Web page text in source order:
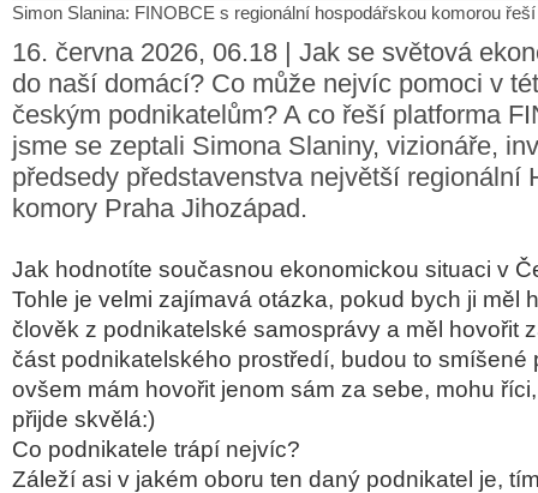
Simon Slanina: FINOBCE s regionální hospodářskou komorou
16. června 2026, 06.18 | Jak se světová
do naší domácí? Co může nejvíc pomoci v
českým podnikatelům? A co řeší platforma
jsme se zeptali Simona Slaniny, vizionáře,
předsedy představenstva největší regionální
komory Praha Jihozápad.
Jak hodnotíte současnou ekonomickou situaci v
Tohle je velmi zajímavá otázka, pokud bych ji měl
člověk z podnikatelské samosprávy a měl hovořit
část podnikatelského prostředí, budou to smíšené
ovšem mám hovořit jenom sám za sebe, mohu
přijde skvělá:)
Co podnikatele trápí nejvíc?
Záleží asi v jakém oboru ten daný podnikatel je,